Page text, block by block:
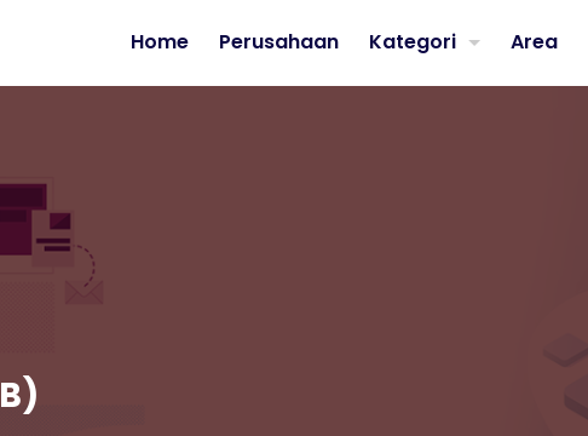
Home Perusahaan Kategori Area